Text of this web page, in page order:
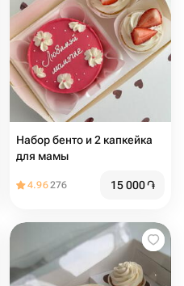
Набор бенто и 2 капкейка
для мамы
4.96276 15 000֏